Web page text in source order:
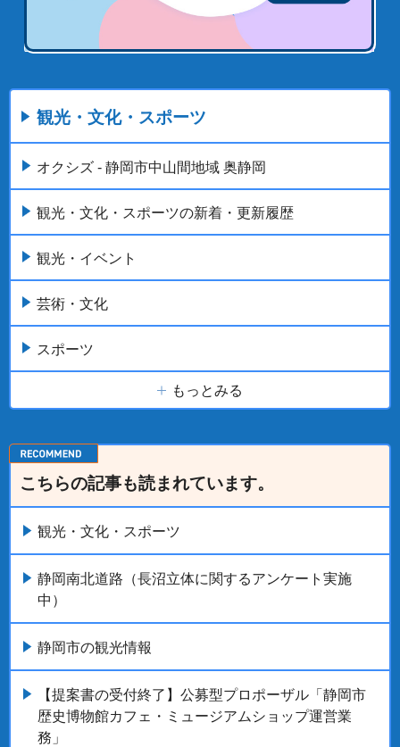
観光・文化・スポーツ
オクシズ - 静岡市中山間地域 奥静岡
観光・文化・スポーツの新着・更新履歴
観光・イベント
芸術・文化
スポーツ
もっとみる
こちらの記事も読まれています。
観光・文化・スポーツ
静岡南北道路（長沼立体に関するアンケート実施
中）
静岡市の観光情報
【提案書の受付終了】公募型プロポーザル「静岡市
歴史博物館カフェ・ミュージアムショップ運営業
務」